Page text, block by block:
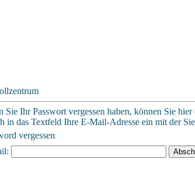
Sie Ihr Passwort vergessen haben, können Sie
in das Textfeld Ihre E-Mail-Adresse ein mit der
vergessen